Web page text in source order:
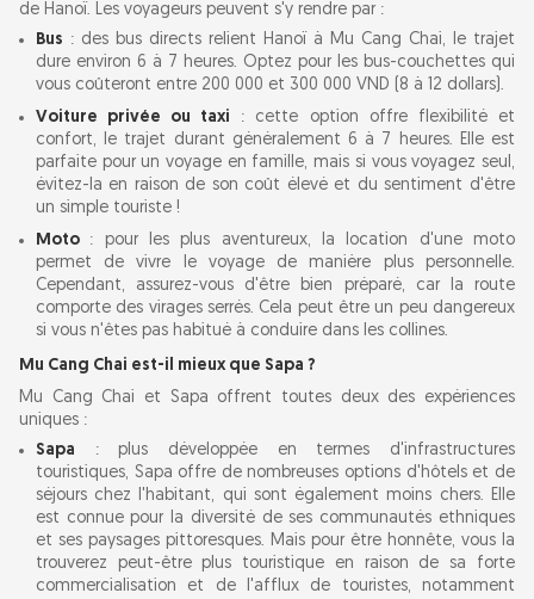
de Hanoï. Les voyageurs peuvent s'y rendre par :
Bus : des bus directs relient Hanoï à Mu Cang Chai, le trajet
dure environ 6 à 7 heures. Optez pour les bus-couchettes qui
vous coûteront entre 200 000 et 300 000 VND (8 à 12 dollars).
Voiture privée ou taxi : cette option offre flexibilité et
confort, le trajet durant généralement 6 à 7 heures. Elle est
parfaite pour un voyage en famille, mais si vous voyagez seul,
évitez-la en raison de son coût élevé et du sentiment d'être
un simple touriste !
Moto : pour les plus aventureux, la location d'une moto
permet de vivre le voyage de manière plus personnelle.
Cependant, assurez-vous d'être bien préparé, car la route
comporte des virages serrés. Cela peut être un peu dangereux
si vous n'êtes pas habitué à conduire dans les collines.
Mu Cang Chai est-il mieux que Sapa ?
Mu Cang Chai et Sapa offrent toutes deux des expériences
uniques :
Sapa : plus développée en termes d'infrastructures
touristiques, Sapa offre de nombreuses options d'hôtels et de
séjours chez l'habitant, qui sont également moins chers. Elle
est connue pour la diversité de ses communautés ethniques
et ses paysages pittoresques. Mais pour être honnête, vous la
trouverez peut-être plus touristique en raison de sa forte
commercialisation et de l'afflux de touristes, notamment